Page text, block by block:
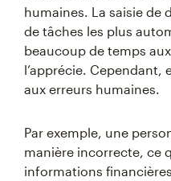
humaines. La saisie de
de tâches les plus
beaucoup de temps
l’apprécie. Cependant,
aux erreurs humaines.
Par exemple, une
manière incorrecte, ce
informations